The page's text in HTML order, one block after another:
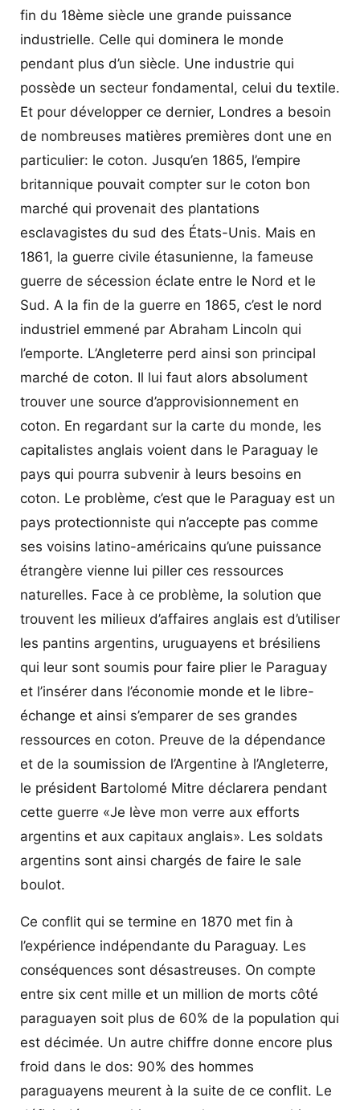
fin du 18ème siècle une grande puissance
industrielle. Celle qui dominera le monde
pendant plus d’un siècle. Une industrie qui
possède un secteur fondamental, celui du textile.
Et pour développer ce dernier, Londres a besoin
de nombreuses matières premières dont une en
particulier: le coton. Jusqu’en 1865, l’empire
britannique pouvait compter sur le coton bon
marché qui provenait des plantations
esclavagistes du sud des États-Unis. Mais en
1861, la guerre civile étasunienne, la fameuse
guerre de sécession éclate entre le Nord et le
Sud. A la fin de la guerre en 1865, c’est le nord
industriel emmené par Abraham Lincoln qui
l’emporte. L’Angleterre perd ainsi son principal
marché de coton. Il lui faut alors absolument
trouver une source d’approvisionnement en
coton. En regardant sur la carte du monde, les
capitalistes anglais voient dans le Paraguay le
pays qui pourra subvenir à leurs besoins en
coton. Le problème, c’est que le Paraguay est un
pays protectionniste qui n’accepte pas comme
ses voisins latino-américains qu’une puissance
étrangère vienne lui piller ces ressources
naturelles. Face à ce problème, la solution que
trouvent les milieux d’affaires anglais est d’utiliser
les pantins argentins, uruguayens et brésiliens
qui leur sont soumis pour faire plier le Paraguay
et l’insérer dans l’économie monde et le libre-
échange et ainsi s’emparer de ses grandes
ressources en coton. Preuve de la dépendance
et de la soumission de l’Argentine à l’Angleterre,
le président Bartolomé Mitre déclarera pendant
cette guerre «Je lève mon verre aux efforts
argentins et aux capitaux anglais». Les soldats
argentins sont ainsi chargés de faire le sale
boulot.
Ce conflit qui se termine en 1870 met fin à
l’expérience indépendante du Paraguay. Les
conséquences sont désastreuses. On compte
entre six cent mille et un million de morts côté
paraguayen soit plus de 60% de la population qui
est décimée. Un autre chiffre donne encore plus
froid dans le dos: 90% des hommes
paraguayens meurent à la suite de ce conflit. Le